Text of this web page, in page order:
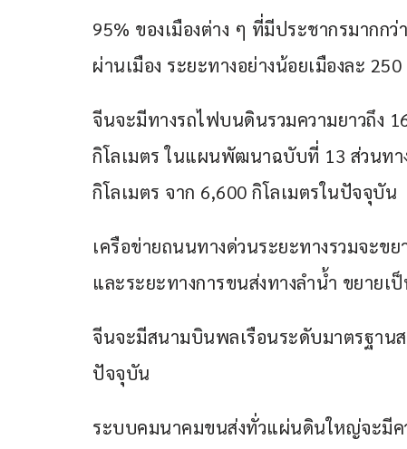
95% ของเมืองต่าง ๆ ที่มีประชากรมากก
ผ่านเมือง ระยะทางอย่างน้อยเมืองละ 250
จีนจะมีทางรถไฟบนดินรวมความยาวถึง
กิโลเมตร ในแผนพัฒนาฉบับที่ 13 ส่วนทา
กิโลเมตร จาก 6,600 กิโลเมตรในปัจจุบัน
เครือข่ายถนนทางด่วนระยะทางรวมจะข
และระยะทางการขนส่งทางลำน้ำ ขยายเ
จีนจะมีสนามบินพลเรือนระดับมาตรฐาน
ปัจจุบัน
ระบบคมนาคมขนส่งทั่วแผ่นดินใหญ่จะมีค